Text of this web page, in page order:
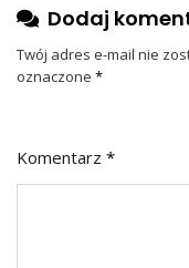
Dodaj
Twój adres e-mail nie
oznaczone *
Komentarz *